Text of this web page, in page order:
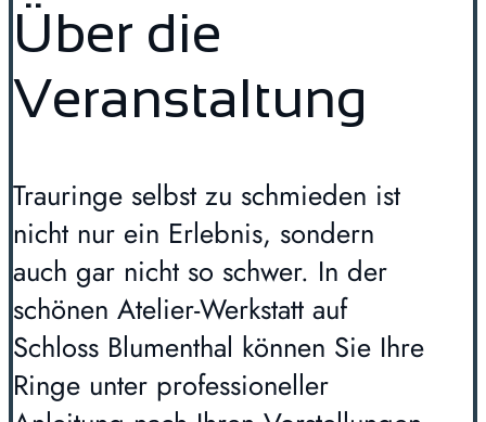
Über die
Veranstaltung
Trauringe selbst zu schmieden ist
nicht nur ein Erlebnis, sondern
auch gar nicht so schwer. In der
schönen Atelier-Werkstatt auf
Schloss Blumenthal können Sie Ihre
Ringe unter professioneller